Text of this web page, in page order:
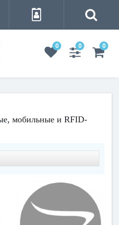
0 0 0
мобильные и RFID-